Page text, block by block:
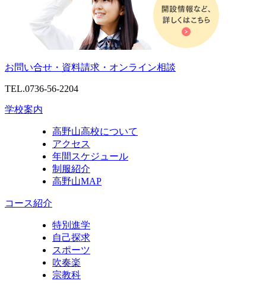
お問い合せ・資料請求・オンライン相談
TEL.0736-56-2204
学校案内
高野山高校について
アクセス
年間スケジュール
制服紹介
高野山MAP
コース紹介
特別進学
自己探求
スポーツ
吹奏楽
宗教科